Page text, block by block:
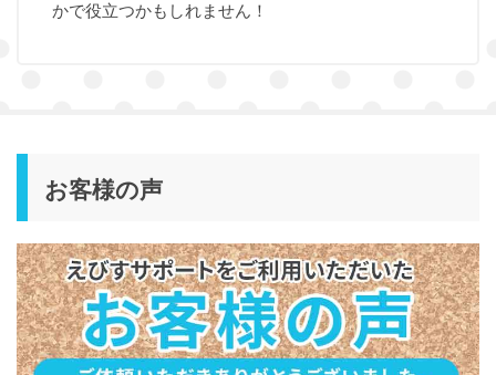
かで役立つかもしれません！
お客様の声